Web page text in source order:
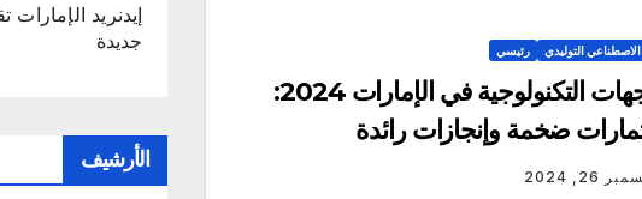
الاصطناعي التوليدي رئيسي
التوجهات التكنولوجية في الإمارات 2024:
ضخمة وإنجازات رائدة
26, 2024
جديدة
الأرشيف